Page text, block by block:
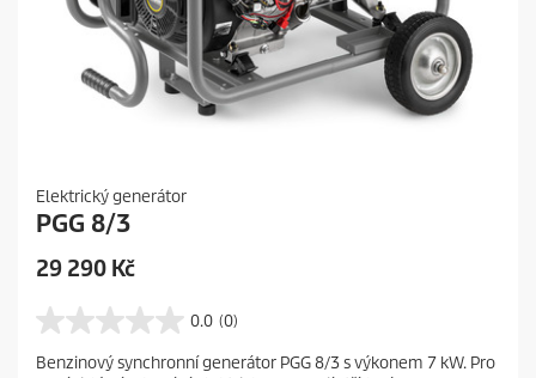
Elektrický generátor
PGG 8/3
C
r
29 290 Kč
0.0 (0)
0
.
0
Benzinový synchronní generátor PGG 8/3 s výkonem 7 kW. Pro